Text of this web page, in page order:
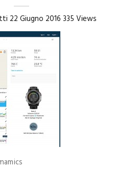
22 Giugno 2016 335 Views